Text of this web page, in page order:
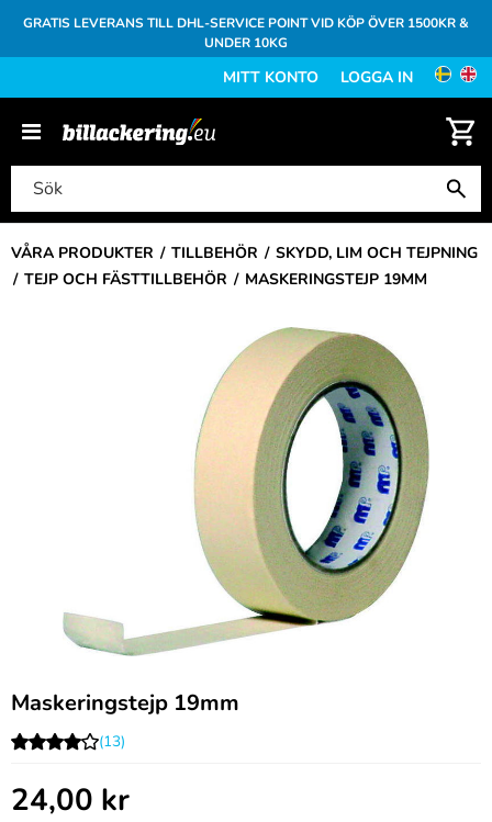
GRATIS LEVERANS TILL DHL-SERVICE POINT VID KÖP ÖVER 1500KR &
UNDER 10KG
MITT KONTO LOGGA IN
VÅRA PRODUKTER TILLBEHÖR
SKYDD, LIM OCH TEJPNING
TEJP OCH FÄSTTILLBEHÖR
MASKERINGSTEJP 19MM
Maskeringstejp 19mm
(13)
24,00 kr